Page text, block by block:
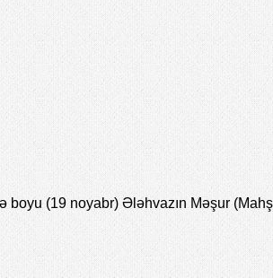
(19 noyabr) Ələhvazın Məşur